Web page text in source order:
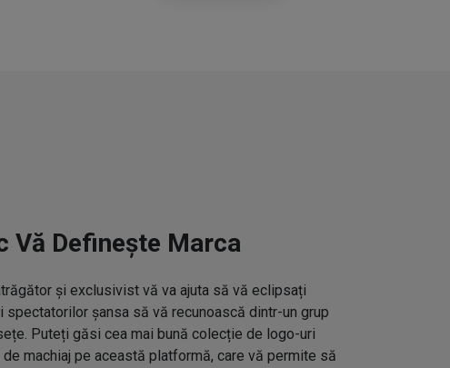
Vă Definește Marca
și exclusivist vă va ajuta să vă eclipsați
spectatorilor șansa să vă recunoască dintr-un grup
Puteți găsi cea mai bună colecție de logo-uri
machiaj pe această platformă, care vă permite să